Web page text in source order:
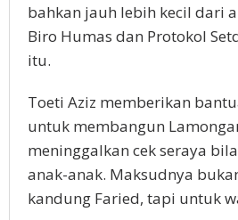
bahkan jauh lebih kecil dari
Biro Humas dan Protokol
itu.
Toeti Aziz memberikan
untuk membangun
meninggalkan cek seraya
anak-anak. Maksudnya
kandung Faried, tapi untuk